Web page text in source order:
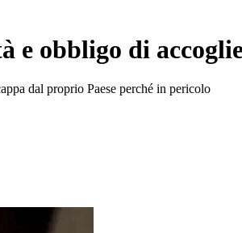
e obbligo di
dal proprio Paese perché in pericolo